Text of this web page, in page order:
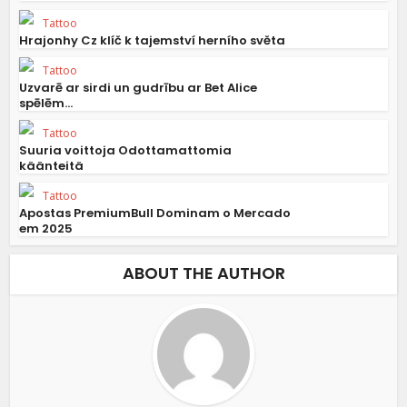
Tattoo
Hrajonhy Cz klíč k tajemství herního světa
Tattoo
Uzvarē ar sirdi un gudrību ar Bet Alice
spēlēm...
Tattoo
Suuria voittoja Odottamattomia
käänteitä
Tattoo
Apostas PremiumBull Dominam o Mercado
em 2025
ABOUT THE AUTHOR